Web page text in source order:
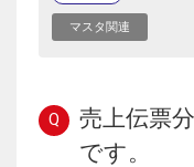
マスタ関連
Q
売上伝票
です。